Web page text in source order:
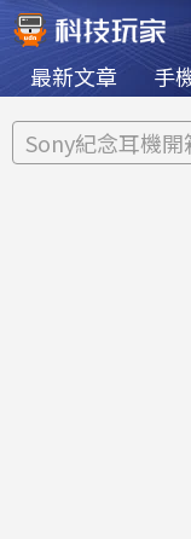
最新文章 手
Sony紀念耳機開